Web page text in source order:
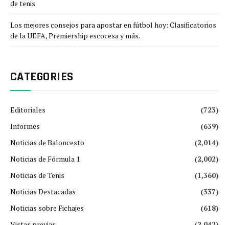
de tenis
Los mejores consejos para apostar en fútbol hoy: Clasificatorios
de la UEFA, Premiership escocesa y más.
CATEGORIES
Editoriales
(723)
Informes
(639)
Noticias de Baloncesto
(2,014)
Noticias de Fórmula 1
(2,002)
Noticias de Tenis
(1,360)
Noticias Destacadas
(337)
Noticias sobre Fichajes
(618)